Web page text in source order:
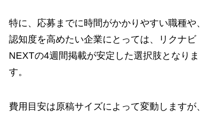
特に、応募までに時間がかかりやすい職種や、
認知度を高めたい企業にとっては、リクナビ
NEXTの4週間掲載が安定した選択肢となりま
す。
費用目安は原稿サイズによって変動しますが、